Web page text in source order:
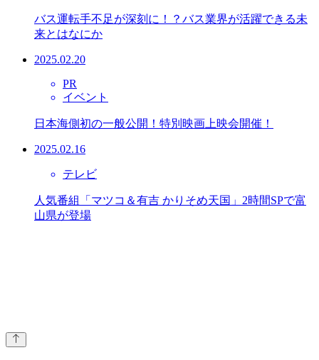
バス運転手不足が深刻に！？バス業界が活躍できる未
来とはなにか
2025.02.20
PR
イベント
日本海側初の一般公開！特別映画上映会開催！
2025.02.16
テレビ
人気番組「マツコ＆有吉 かりそめ天国」2時間SPで富
山県が登場